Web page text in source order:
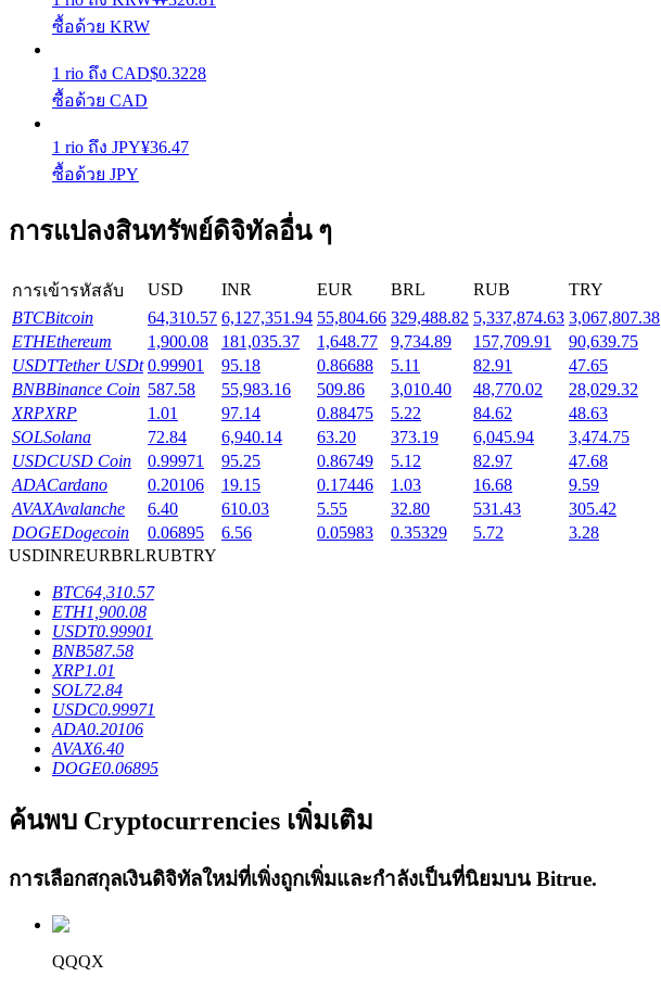
รับรางวัลการแข่งขันทุกวัน
Launchpool
ซื้อด้วย KRW
1 rio ถึง CAD$0.3228
ซื้อด้วย CAD
1 rio ถึง JPY¥36.47
ซื้อด้วย JPY
การแปลงสินทรัพย์ดิจิทัลอื่น ๆ
การเข้ารหัสลับ USD INR EUR BRL RUB
TRY
BTCBitcoin 64,310.57 6,127,351.94 55,804.66 329,488.82 5,337,874.63 3,067,807.38
ETHEthereum 1,900.08 181,035.37 1,648.77 9,734.89 157,709.91
90,639.75
USDTTether USDt 0.99901 95.18 0.86688 5.11 82.91
47.65
BNBBinance Coin 587.58 55,983.16 509.86 3,010.40 48,770.02
28,029.32
XRPXRP 1.01 97.14 0.88475 5.22 84.62
48.63
SOLSolana 72.84 6,940.14 63.20 373.19 6,045.94
3,474.75
USDCUSD Coin 0.99971 95.25 0.86749 5.12 82.97
47.68
ADACardano 0.20106 19.15 0.17446 1.03 16.68
9.59
AVAXAvalanche 6.40 610.03 5.55 32.80 531.43
305.42
DOGEDogecoin 0.06895 6.56 0.05983 0.35329 5.72
3.28
USDINREURBRLRUBTRY
BTC64,310.57
ETH1,900.08
USDT0.99901
BNB587.58
XRP1.01
SOL72.84
USDC0.99971
ADA0.20106
AVAX6.40
DOGE0.06895
ค้นพบ Cryptocurrencies เพิ่มเติม
การเลือกสกุลเงินดิจิทัลใหม่ที่เพิ่งถูกเพิ่มและกำลังเป็นที่นิยมบน Bitrue.
QQQX